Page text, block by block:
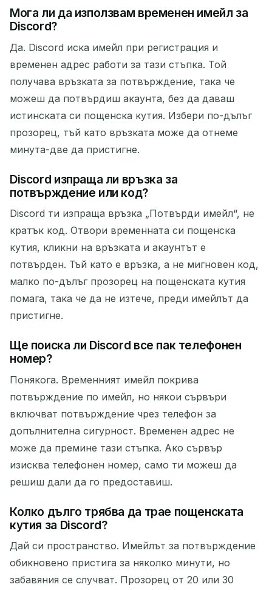
Мога ли да използвам временен имейл за
Discord?
Да. Discord иска имейл при регистрация и
временен адрес работи за тази стъпка. Той
получава връзката за потвърждение, така че
можеш да потвърдиш акаунта, без да даваш
истинската си пощенска кутия. Избери по-дълъг
прозорец, тъй като връзката може да отнеме
минута-две да пристигне.
Discord изпраща ли връзка за
потвърждение или код?
Discord ти изпраща връзка „Потвърди имейл“, не
кратък код. Отвори временната си пощенска
кутия, кликни на връзката и акаунтът е
потвърден. Тъй като е връзка, а не мигновен код,
малко по-дълъг прозорец на пощенската кутия
помага, така че да не изтече, преди имейлът да
пристигне.
Ще поиска ли Discord все пак телефонен
номер?
Понякога. Временният имейл покрива
потвърждение по имейл, но някои сървъри
включват потвърждение чрез телефон за
допълнителна сигурност. Временен адрес не
може да премине тази стъпка. Ако сървър
изисква телефонен номер, само ти можеш да
решиш дали да го предоставиш.
Колко дълго трябва да трае пощенската
кутия за Discord?
Дай си пространство. Имейлът за потвърждение
обикновено пристига за няколко минути, но
забавяния се случват. Прозорец от 20 или 30